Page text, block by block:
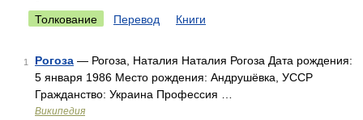
Толкование Перевод Книги
1 Рогоза — Рогоза, Наталия Наталия Рогоза Дата рождения:
5 января 1986 Место рождения: Андрушёвка, УССР
Гражданство: Украина Профессия …
Википедия